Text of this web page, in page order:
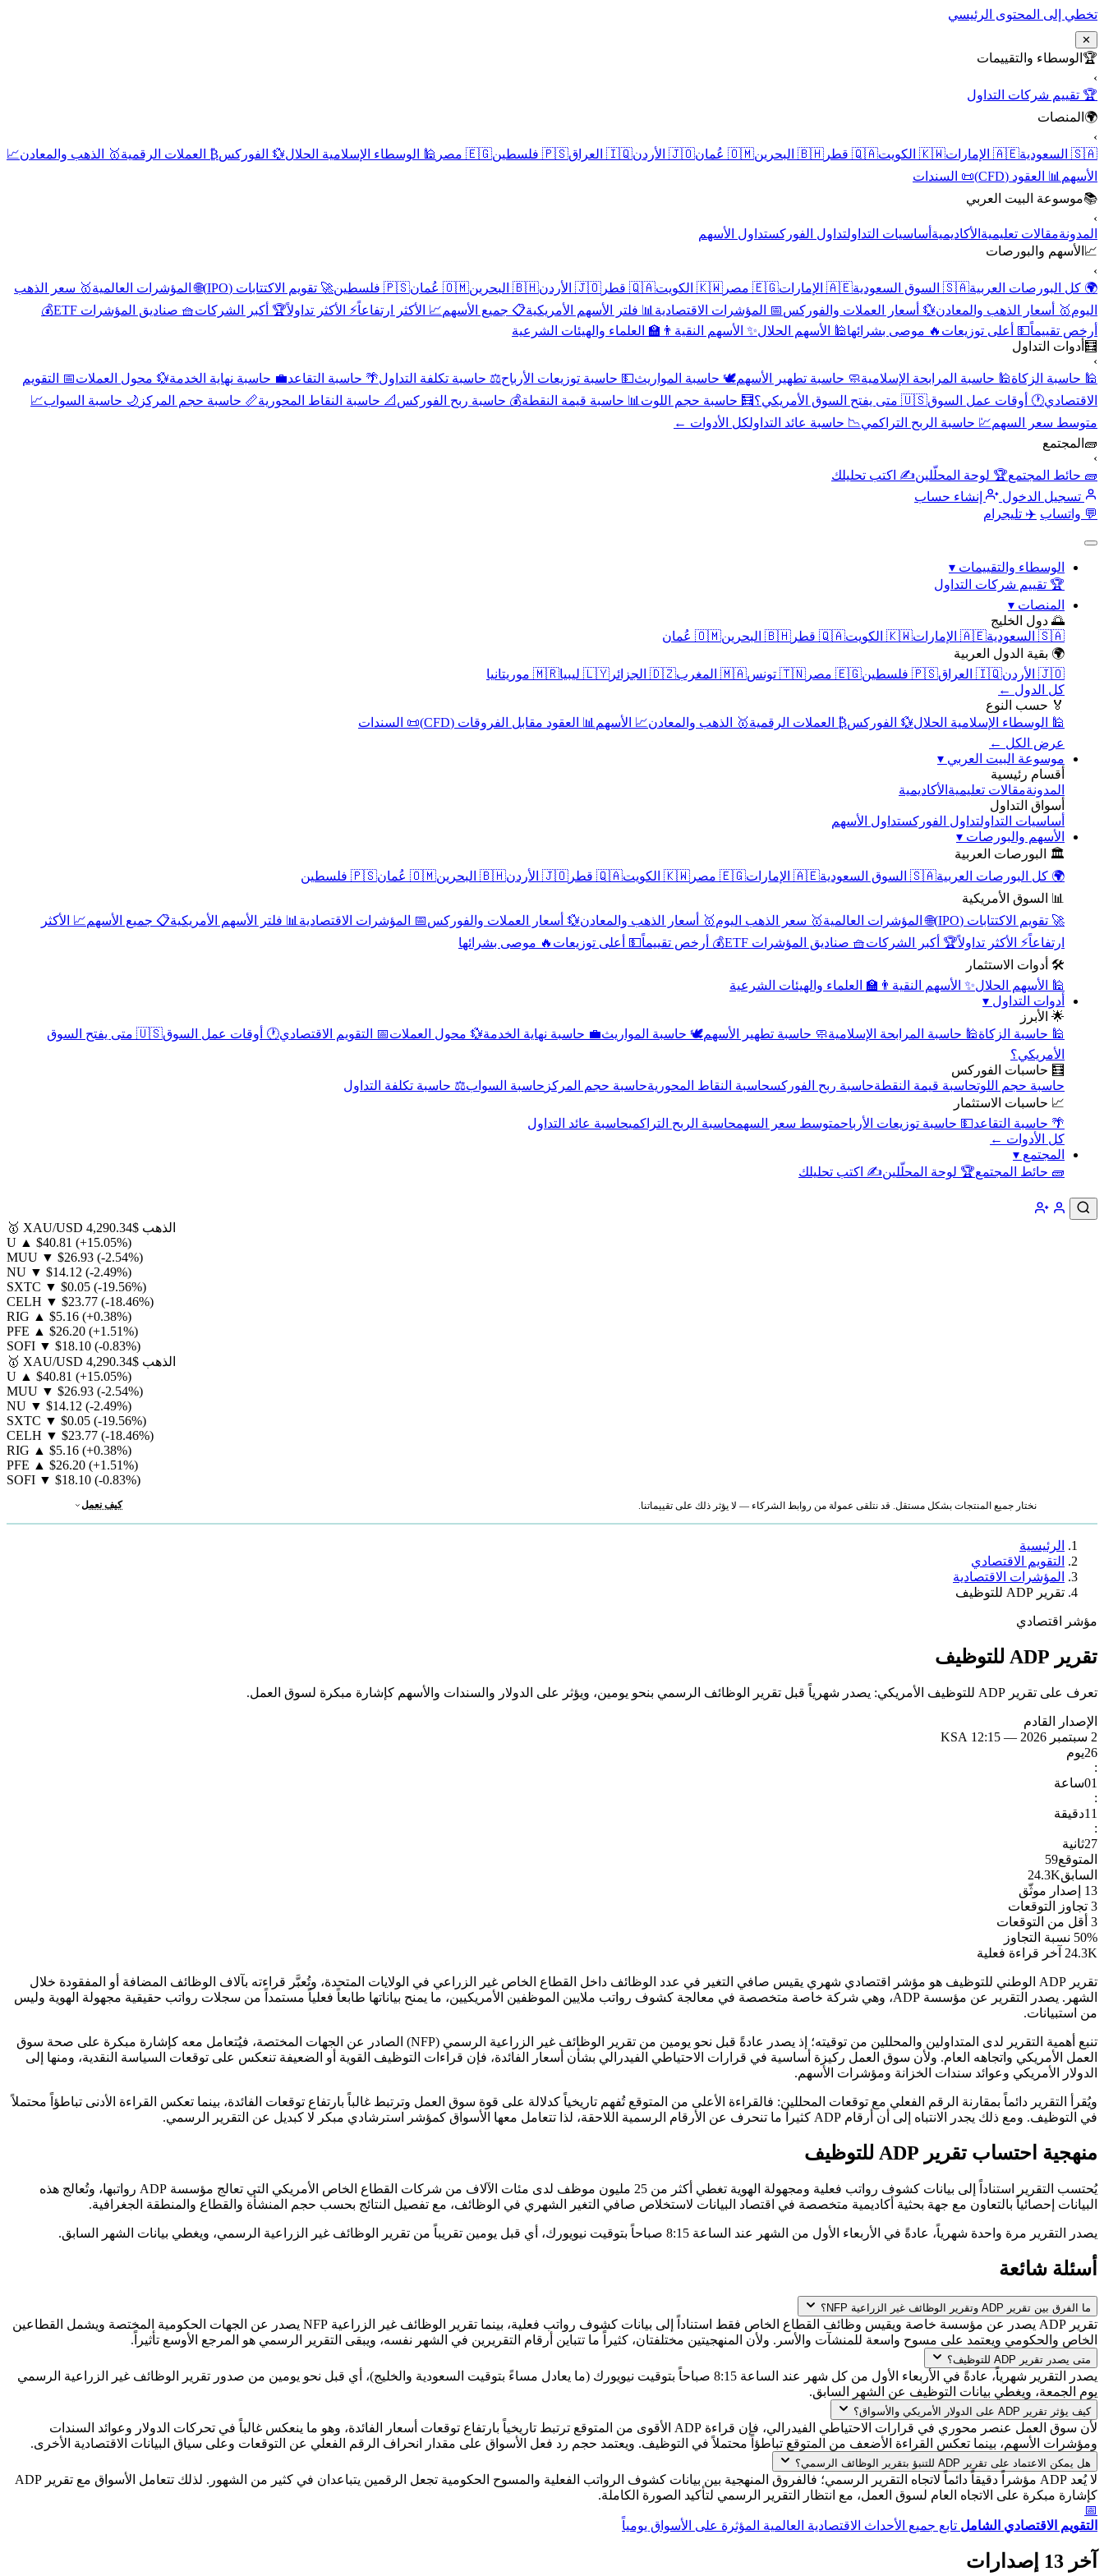
تخطي إلى المحتوى الرئيسي
✕
🏆 الوسطاء والتقييمات
›
🏆 تقييم شركات التداول
🌍 المنصات
›
🇸🇦 السعودية
🇦🇪 الإمارات 🇰🇼 الكويت 🇶🇦 قطر 🇧🇭 البحرين 🇴🇲 عُمان 🇯🇴 الأردن 🇮🇶 العراق 🇵🇸 فلسطين 🇪🇬 مصر 🕌 الوسطاء الإسلامية الحلال💱 الفوركس₿ العملات الرقمية🥇 الذهب والمعادن📈
الأسهم 📊 العقود (CFD)
📜 السندات
📚موسوعة البيت العربي
›
المدونةمقالات تعليمية الأكاديمية أساسيات التداولتداول الفوركستداول الأسهم
📈 الأسهم والبورصات
›
🌍 كل البورصات العربية🇸🇦 السوق السعودية 🇦🇪 الإمارات 🇪🇬 مصر 🇰🇼 الكويت 🇶🇦 قطر 🇯🇴 الأردن 🇧🇭 البحرين 🇴🇲 عُمان 🇵🇸 فلسطين 🚀 تقويم الاكتتابات (IPO) 🌐 المؤشرات العالمية🥇 سعر الذهب
اليوم🥇 أسعار الذهب والمعادن💱 أسعار العملات والفوركس📅 المؤشرات الاقتصادية 📊 فلتر الأسهم الأمريكية📋 جميع الأسهم📈 الأكثر ارتفاعاً⚡ الأكثر تداولاً🏆 أكبر الشركات🧺 صناديق المؤشرات ETF
💰
أرخص تقييماً💵 أعلى توزيعات 🔥 موصى بشرائها🕌 الأسهم الحلال✨ الأسهم النقية 👨‍🏫 العلماء والهيئات الشرعية
🧮 أدوات التداول
›
🕌 حاسبة الزكاة🕌 حاسبة المرابحة الإسلامية🧼 حاسبة تطهير الأسهم🕊️ حاسبة المواريث💵 حاسبة توزيعات الأرباح⚖️ حاسبة تكلفة التداول🌴 حاسبة التقاعد💼 حاسبة نهاية الخدمة💱 محول العملات📅 التقويم
الاقتصادي🕐 أوقات عمل السوق🇺🇸 متى يفتح السوق الأمريكي؟ 🧮 حاسبة حجم اللوت 📊 حاسبة قيمة النقطة💰 حاسبة ربح الفوركس 📐 حاسبة النقاط المحورية📏 حاسبة حجم المركز 🌙 حاسبة السواب📈
متوسط سعر السهم💹 حاسبة الربح التراكمي📉 حاسبة عائد التداولكل الأدوات ←
🧱 المجتمع
›
🧱 حائط المجتمع🏆 لوحة المحلّلين✍️ اكتب تحليلك
تسجيل الدخول
إنشاء حساب
💬 واتساب ✈️ تليجرام
الوسطاء والتقييمات ▾
🏆 تقييم شركات التداول
المنصات ▾
🌅 دول الخليج
🇸🇦 السعودية
🇦🇪 الإمارات 🇰🇼 الكويت 🇶🇦 قطر 🇧🇭 البحرين
🇴🇲 عُمان
🌍 بقية الدول العربية
🇯🇴 الأردن
🇮🇶 العراق 🇵🇸 فلسطين 🇪🇬 مصر 🇹🇳 تونس 🇲🇦 المغرب 🇩🇿 الجزائر 🇱🇾 ليبيا
🇲🇷 موريتانيا
كل الدول ←
🏅 حسب النوع
🕌 الوسطاء الإسلامية الحلال💱 الفوركس₿ العملات الرقمية🥇 الذهب والمعادن📈 الأسهم 📊 العقود مقابل الفروقات (CFD)
📜 السندات
عرض الكل ←
موسوعة البيت العربي ▾
أقسام رئيسية
المدونةمقالات تعليمية الأكاديمية
أسواق التداول
أساسيات التداولتداول الفوركستداول الأسهم
الأسهم والبورصات ▾
🏛️ البورصات العربية
🌍 كل البورصات العربية🇸🇦 السوق السعودية 🇦🇪 الإمارات 🇪🇬 مصر 🇰🇼 الكويت 🇶🇦 قطر 🇯🇴 الأردن 🇧🇭 البحرين 🇴🇲 عُمان
🇵🇸 فلسطين
📊 السوق الأمريكية
🚀 تقويم الاكتتابات (IPO)
🌐 المؤشرات العالمية🥇 سعر الذهب اليوم🥇 أسعار الذهب والمعادن💱 أسعار العملات والفوركس📅 المؤشرات الاقتصادية 📊 فلتر الأسهم الأمريكية📋 جميع الأسهم📈 الأكثر
ارتفاعاً⚡ الأكثر تداولاً🏆 أكبر الشركات🧺 صناديق المؤشرات ETF 💰 أرخص تقييماً💵 أعلى توزيعات 🔥 موصى بشرائها
🛠️ أدوات الاستثمار
🕌 الأسهم الحلال✨ الأسهم النقية 👨‍🏫 العلماء والهيئات الشرعية
أدوات التداول ▾
🌟 الأبرز
🕌 حاسبة الزكاة🕌 حاسبة المرابحة الإسلامية🧼 حاسبة تطهير الأسهم🕊️ حاسبة المواريث💼 حاسبة نهاية الخدمة💱 محول العملات📅 التقويم الاقتصادي🕐 أوقات عمل السوق
🇺🇸 متى يفتح السوق
الأمريكي؟
🧮 حاسبات الفوركس
حاسبة حجم اللوتحاسبة قيمة النقطةحاسبة ربح الفوركسحاسبة النقاط المحوريةحاسبة حجم المركز حاسبة السواب⚖️ حاسبة تكلفة التداول
📈 حاسبات الاستثمار
🌴 حاسبة التقاعد💵 حاسبة توزيعات الأرباحمتوسط سعر السهمحاسبة الربح التراكميحاسبة عائد التداول
كل الأدوات ←
المجتمع ▾
🧱 حائط المجتمع🏆 لوحة المحلّلين✍️ اكتب تحليلك
🥇 XAU/USD الذهب $4,290.34
U ▲ $40.81 (+15.05%)
MUU ▼ $26.93 (-2.54%)
NU ▼ $14.12 (-2.49%)
SXTC ▼ $0.05 (-19.56%)
CELH ▼ $23.77 (-18.46%)
RIG ▲ $5.16 (+0.38%)
PFE ▲ $26.20 (+1.51%)
SOFI ▼ $18.10 (-0.83%)
🥇 XAU/USD الذهب $4,290.34
U ▲ $40.81 (+15.05%)
MUU ▼ $26.93 (-2.54%)
NU ▼ $14.12 (-2.49%)
SXTC ▼ $0.05 (-19.56%)
CELH ▼ $23.77 (-18.46%)
RIG ▲ $5.16 (+0.38%)
PFE ▲ $26.20 (+1.51%)
SOFI ▼ $18.10 (-0.83%)
نختار جميع المنتجات بشكل مستقل. قد نتلقى عمولة من روابط الشركاء — لا يؤثر ذلك على تقييماتنا. كيف نعمل
الرئيسية
التقويم الاقتصادي
المؤشرات الاقتصادية
تقرير ADP للتوظيف
مؤشر اقتصادي
تقرير ADP للتوظيف
تعرف على تقرير ADP للتوظيف الأمريكي: يصدر شهرياً قبل تقرير الوظائف الرسمي بنحو يومين، ويؤثر على الدولار والسندات والأسهم كإشارة مبكرة لسوق العمل.
الإصدار القادم
2 سبتمبر 2026 — 12:15 KSA
26يوم
:
01ساعة
:
11دقيقة
:
26ثانية
المتوقع59
السابق24.3K
13 إصدار موثّق
3 تجاوز التوقعات
3 أقل من التوقعات
50% نسبة التجاوز
24.3K آخر قراءة فعلية
تقرير ADP الوطني للتوظيف هو مؤشر اقتصادي شهري يقيس صافي التغير في عدد الوظائف داخل القطاع الخاص غير الزراعي في الولايات المتحدة، وتُعبَّر قراءته بآلاف الوظائف المضافة أو المفقودة خلال
الشهر. يصدر التقرير عن مؤسسة ADP، وهي شركة خاصة متخصصة في معالجة كشوف رواتب ملايين الموظفين الأمريكيين، ما يمنح بياناتها طابعاً فعلياً مستمداً من سجلات رواتب حقيقية مجهولة الهوية وليس
من استبيانات.
تنبع أهمية التقرير لدى المتداولين والمحللين من توقيته؛ إذ يصدر عادةً قبل نحو يومين من تقرير الوظائف غير الزراعية الرسمي (NFP) الصادر عن الجهات المختصة، فيُتعامل معه كإشارة مبكرة على صحة سوق
العمل الأمريكي واتجاهه العام. ولأن سوق العمل ركيزة أساسية في قرارات الاحتياطي الفيدرالي بشأن أسعار الفائدة، فإن قراءات التوظيف القوية أو الضعيفة تنعكس على توقعات السياسة النقدية، ومنها إلى
الدولار الأمريكي وعوائد سندات الخزانة ومؤشرات الأسهم.
ويُقرأ التقرير دائماً بمقارنة الرقم الفعلي مع توقعات المحللين: فالقراءة الأعلى من المتوقع تُفهم تاريخياً كدلالة على قوة سوق العمل وترتبط غالباً بارتفاع توقعات الفائدة، بينما تعكس القراءة الأدنى تباطؤاً محتملاً
في التوظيف. ومع ذلك يجدر الانتباه إلى أن أرقام ADP كثيراً ما تنحرف عن الأرقام الرسمية اللاحقة، لذا تتعامل معها الأسواق كمؤشر استرشادي مبكر لا كبديل عن التقرير الرسمي.
منهجية احتساب تقرير ADP للتوظيف
يُحتسب التقرير استناداً إلى بيانات كشوف رواتب فعلية ومجهولة الهوية تغطي أكثر من 25 مليون موظف لدى مئات الآلاف من شركات القطاع الخاص الأمريكي التي تعالج مؤسسة ADP رواتبها، وتُعالج هذه
البيانات إحصائياً بالتعاون مع جهة بحثية أكاديمية متخصصة في اقتصاد البيانات لاستخلاص صافي التغير الشهري في الوظائف، مع تفصيل النتائج بحسب حجم المنشأة والقطاع والمنطقة الجغرافية.
يصدر التقرير مرة واحدة شهرياً، عادةً في الأربعاء الأول من الشهر عند الساعة 8:15 صباحاً بتوقيت نيويورك، أي قبل يومين تقريباً من تقرير الوظائف غير الزراعية الرسمي، ويغطي بيانات الشهر السابق.
أسئلة شائعة
ما الفرق بين تقرير ADP وتقرير الوظائف غير الزراعية NFP؟
تقرير ADP يصدر عن مؤسسة خاصة ويقيس وظائف القطاع الخاص فقط استناداً إلى بيانات كشوف رواتب فعلية، بينما تقرير الوظائف غير الزراعية NFP يصدر عن الجهات الحكومية المختصة ويشمل القطاعين
الخاص والحكومي ويعتمد على مسوح واسعة للمنشآت والأسر. ولأن المنهجيتين مختلفتان، كثيراً ما تتباين أرقام التقريرين في الشهر نفسه، ويبقى التقرير الرسمي هو المرجع الأوسع تأثيراً.
متى يصدر تقرير ADP للتوظيف؟
يصدر التقرير شهرياً، عادةً في الأربعاء الأول من كل شهر عند الساعة 8:15 صباحاً بتوقيت نيويورك (ما يعادل مساءً بتوقيت السعودية والخليج)، أي قبل نحو يومين من صدور تقرير الوظائف غير الزراعية الرسمي
يوم الجمعة، ويغطي بيانات التوظيف عن الشهر السابق.
كيف يؤثر تقرير ADP على الدولار الأمريكي والأسواق؟
لأن سوق العمل عنصر محوري في قرارات الاحتياطي الفيدرالي، فإن قراءة ADP الأقوى من المتوقع ترتبط تاريخياً بارتفاع توقعات أسعار الفائدة، وهو ما ينعكس غالباً في تحركات الدولار وعوائد السندات
ومؤشرات الأسهم، بينما تعكس القراءة الأضعف من المتوقع تباطؤاً محتملاً في التوظيف. ويعتمد حجم رد فعل الأسواق على مقدار انحراف الرقم الفعلي عن التوقعات وعلى سياق البيانات الاقتصادية الأخرى.
هل يمكن الاعتماد على تقرير ADP للتنبؤ بتقرير الوظائف الرسمي؟
لا يُعد ADP مؤشراً دقيقاً دائماً لاتجاه التقرير الرسمي؛ فالفروق المنهجية بين بيانات كشوف الرواتب الفعلية والمسوح الحكومية تجعل الرقمين يتباعدان في كثير من الشهور. لذلك تتعامل الأسواق مع تقرير ADP
كإشارة مبكرة على الاتجاه العام لسوق العمل، مع انتظار التقرير الرسمي لتأكيد الصورة الكاملة.
📅
التقويم الاقتصادي الشامل تابع جميع الأحداث الاقتصادية العالمية المؤثرة على الأسواق يومياً
آخر 13 إصدارات